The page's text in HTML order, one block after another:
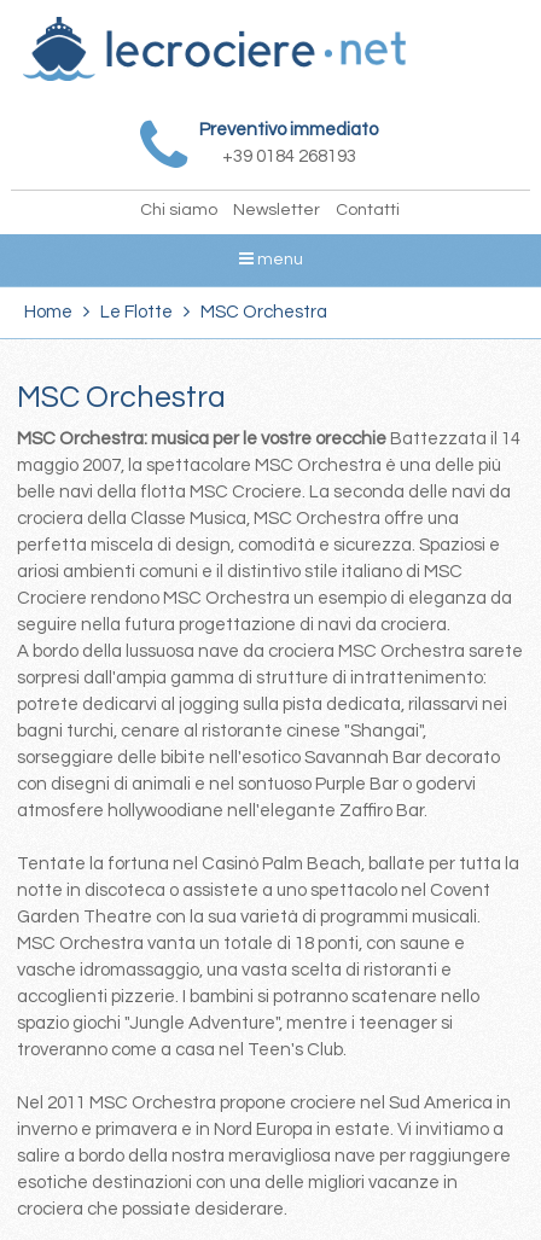
Preventivo immediato
+39 0184 268193
Chi siamo Newsletter Contatti
menu
Home Le Flotte MSC Orchestra
MSC Orchestra
MSC Orchestra: musica per le vostre orecchie Battezzata il 14
maggio 2007, la spettacolare MSC Orchestra è una delle più
belle navi della flotta MSC Crociere. La seconda delle navi da
crociera della Classe Musica, MSC Orchestra offre una
perfetta miscela di design, comodità e sicurezza. Spaziosi e
ariosi ambienti comuni e il distintivo stile italiano di MSC
Crociere rendono MSC Orchestra un esempio di eleganza da
seguire nella futura progettazione di navi da crociera.
A bordo della lussuosa nave da crociera MSC Orchestra sarete
sorpresi dall'ampia gamma di strutture di intrattenimento:
potrete dedicarvi al jogging sulla pista dedicata, rilassarvi nei
bagni turchi, cenare al ristorante cinese "Shangai",
sorseggiare delle bibite nell'esotico Savannah Bar decorato
con disegni di animali e nel sontuoso Purple Bar o godervi
atmosfere hollywoodiane nell'elegante Zaffiro Bar.
Tentate la fortuna nel Casinò Palm Beach, ballate per tutta la
notte in discoteca o assistete a uno spettacolo nel Covent
Garden Theatre con la sua varietà di programmi musicali.
MSC Orchestra vanta un totale di 18 ponti, con saune e
vasche idromassaggio, una vasta scelta di ristoranti e
accoglienti pizzerie. I bambini si potranno scatenare nello
spazio giochi "Jungle Adventure", mentre i teenager si
troveranno come a casa nel Teen's Club.
Nel 2011 MSC Orchestra propone crociere nel Sud America in
inverno e primavera e in Nord Europa in estate. Vi invitiamo a
salire a bordo della nostra meravigliosa nave per raggiungere
esotiche destinazioni con una delle migliori vacanze in
crociera che possiate desiderare.